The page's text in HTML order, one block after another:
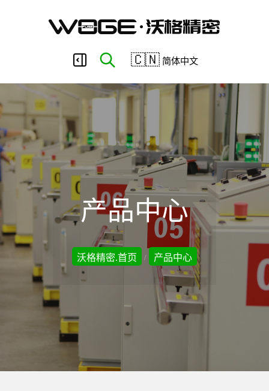
莞
市
沃
格
精
电
🇨🇳 简体中文
产品中心
沃格精密.首页 / 产品中心